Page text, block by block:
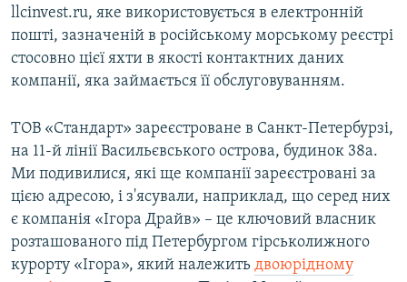
llcinvest.ru, яке використовується в електронній
пошті, зазначеній в російському морському реєстрі
стосовно цієї яхти в якості контактних даних
компанії, яка займається її обслуговуванням.
ТОВ «Стандарт» зареєстроване в Санкт-Петербурзі,
на 11-й лінії Васильєвського острова, будинок 38а.
Ми подивилися, які ще компанії зареєстровані за
цією адресою, і з'ясували, наприклад, що серед них
є компанія «Ігора Драйв» – це ключовий власник
розташованого під Петербургом гірськолижного
курорту «Ігора», який належить двоюрідному